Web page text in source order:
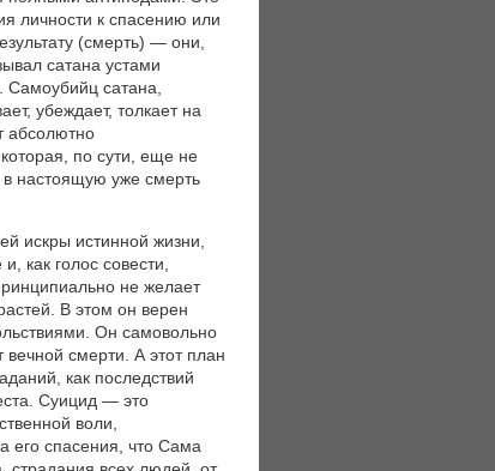
личности к спасению или
(смерть) — они,
сатана устами
сатана,
убеждает, толкает на
абсолютно
по сути, еще не
в настоящую уже смерть
искры истинной жизни,
как голос совести,
не желает
В этом он верен
Он самовольно
смерти. А этот план
как последствий
Суицид — это
воли,
его спасения, что Сама